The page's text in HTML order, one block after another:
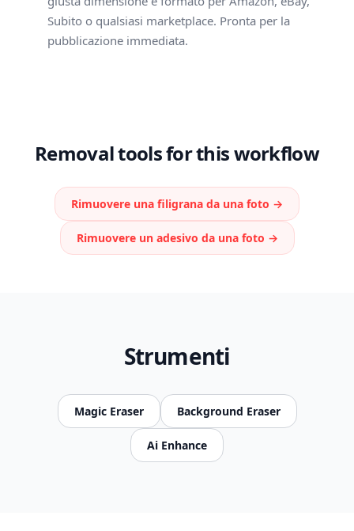
Subito o qualsiasi marketplace. Pronta per la
pubblicazione immediata.
Removal tools for this workflow
Rimuovere una filigrana da una foto →
Rimuovere un adesivo da una foto →
Strumenti
Magic Eraser Background Eraser
Ai Enhance